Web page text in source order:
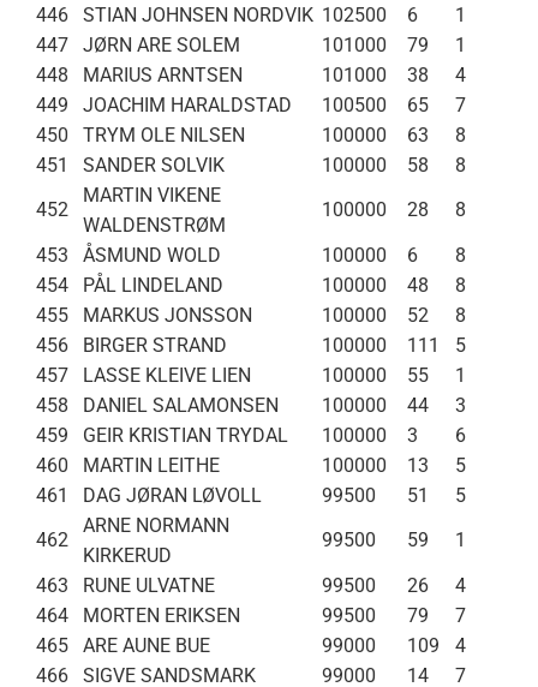
446
STIAN JOHNSEN NORDVIK 102500 6
1
447
JØRN ARE SOLEM 101000 79
1
448
MARIUS ARNTSEN 101000 38
4
449
JOACHIM HARALDSTAD 100500 65
7
450
TRYM OLE NILSEN 100000 63
8
451
SANDER SOLVIK 100000 58
8
452
MARTIN VIKENE
WALDENSTRØM
100000 28
8
453
ÅSMUND WOLD 100000 6
8
454
PÅL LINDELAND 100000 48
8
455
MARKUS JONSSON 100000 52
8
456
BIRGER STRAND 100000 111
5
457
LASSE KLEIVE LIEN 100000 55
1
458
DANIEL SALAMONSEN 100000 44
3
459
GEIR KRISTIAN TRYDAL 100000 3
6
460
MARTIN LEITHE 100000 13
5
461
DAG JØRAN LØVOLL 99500 51
5
462
ARNE NORMANN
KIRKERUD
99500 59
1
463
RUNE ULVATNE 99500 26
4
464
MORTEN ERIKSEN 99500 79
7
465
ARE AUNE BUE 99000 109
4
466
SIGVE SANDSMARK 99000 14 7